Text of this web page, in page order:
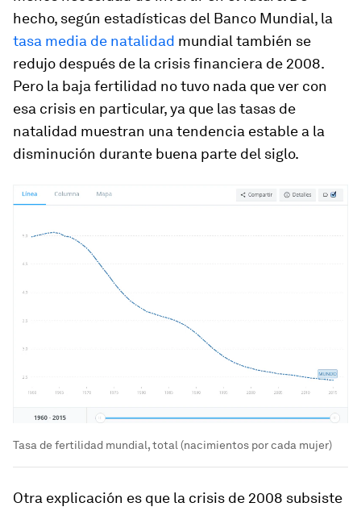
hecho, según estadísticas del Banco Mundial, la
tasa media de natalidad mundial también se
redujo después de la crisis financiera de 2008.
Pero la baja fertilidad no tuvo nada que ver con
esa crisis en particular, ya que las tasas de
natalidad muestran una tendencia estable a la
disminución durante buena parte del siglo.
Tasa de fertilidad mundial, total (nacimientos por cada mujer)
Otra explicación es que la crisis de 2008 subsiste